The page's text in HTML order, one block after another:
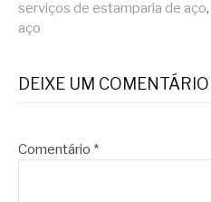
serviços de estamparia de aço,
aço
DEIXE UM COMENTÁRIO
Comentário *